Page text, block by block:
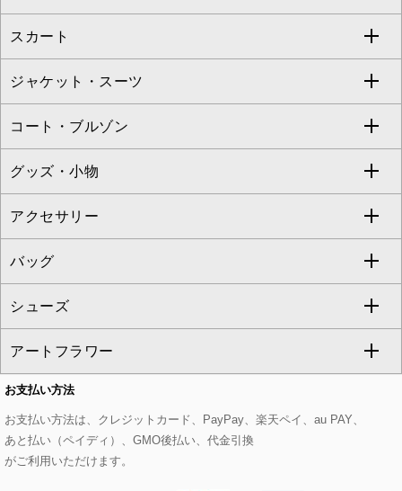
eur3
Maison de CINQ
ブラウス・シャツ
ニット・セーター
カーディガン
アンサンブルセット
ベスト・ジレ
パーカー
タンクトップ・キャミソール
スウェット・ジャージー
その他のトップス
ワンピース
ドレス
チュニック
ジャンパースカート
その他のワンピース・ドレス
すべてのパンツ
フルレングスパンツ
クロップド・半端丈パンツ
ガウチョ・ワイドパンツ
ハーフ・ショート丈パンツ
サロペット・オールインワン
その他のパンツ
スカート
すべてのスカート
ロング・マキシ丈スカート
ひざ丈スカート
ミモレ丈スカート
ショート・ミニ丈スカート
その他のスカート
ジャケット・スーツ
すべてのジャケット・スーツ
テーラードジャケット
ノーカラージャケット
セットアップ
セットアップジャケット
セットアップパンツ
セットアップスカート
セットアップワンピース
コート・ブルゾン
すべてのコート・ブルゾン
トレンチコート
ピーコート
ダッフルコート
チェスターコート
モッズコート
ステンカラーコート
グッズ・小物
すべてのグッズ・小物
マスク
ストール・マフラー・スヌード
ベルト・サスペンダー
帽子
ヘアアクセサリー
アクセサリー
すべてのアクセサリー
ネックレス
ピアス・イヤリング
ブレスレット・バングル
ブローチ・コサージュ
バッグ
すべてのバッグ
トートバッグ
ショルダーバッグ
ボストンバッグ
シューズ
すべてのシューズ
パンプス
スニーカー
アートフラワー
すべてのアートフラワー
ローズ
お支払い方法
お支払い方法は、クレジットカード、PayPay、楽天ペイ、au PAY、
あと払い（ペイディ）、GMO後払い、代金引換
がご利用いただけます。